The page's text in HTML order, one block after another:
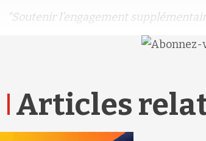
"Soutenir l’engagement
Articles